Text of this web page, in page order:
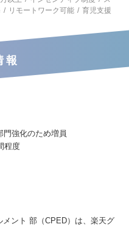
リモートワーク可能
育児支援
報
強化のため増員
程度
ント 部（CPED）は、楽天グ